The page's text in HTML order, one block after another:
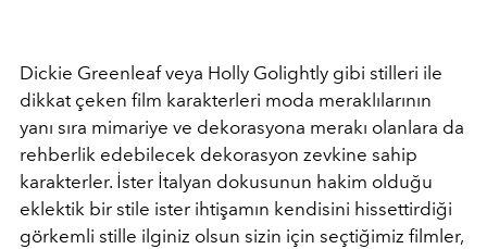
Dickie Greenleaf veya Holly Golightly gibi stilleri ile
dikkat çeken film karakterleri moda meraklılarının
yanı sıra mimariye ve dekorasyona merakı olanlara da
rehberlik edebilecek dekorasyon zevkine sahip
karakterler. İster İtalyan dokusunun hakim olduğu
eklektik bir stile ister ihtişamın kendisini hissettirdiği
görkemli stille ilginiz olsun sizin için seçtiğimiz filmler,